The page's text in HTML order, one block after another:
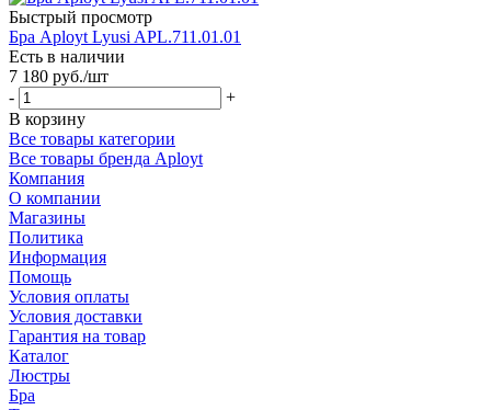
Быстрый просмотр
Бра Aployt Lyusi APL.711.01.01
Есть в наличии
7 180 руб./шт
-
+
В корзину
Все товары категории
Все товары бренда Aployt
Компания
О компании
Магазины
Политика
Информация
Помощь
Условия оплаты
Условия доставки
Гарантия на товар
Каталог
Люстры
Бра